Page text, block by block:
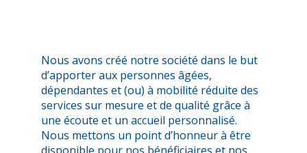
Nous avons créé notre société dans le but
d’apporter aux personnes âgées,
dépendantes et (ou) à mobilité réduite des
services sur mesure et de qualité grâce à
une écoute et un accueil personnalisé.
Nous mettons un point d’honneur à être